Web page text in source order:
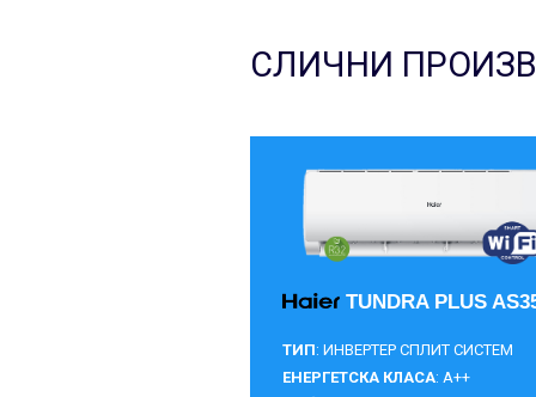
СЛИЧНИ
TUNDRA PLUS
ТИП: ИНВЕРТЕР СПЛИТ СИСТЕМ
ЕНЕРГЕТСКА КЛАСА: A++